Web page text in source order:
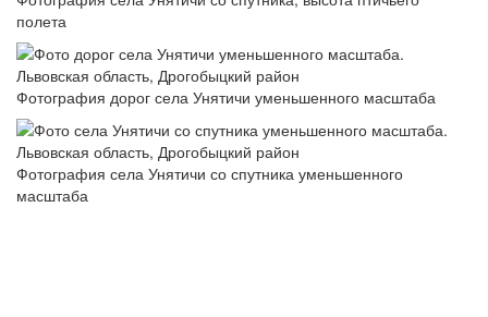
полета
Фотография дорог села Унятичи уменьшенного масштаба
Фотография села Унятичи со спутника уменьшенного
масштаба